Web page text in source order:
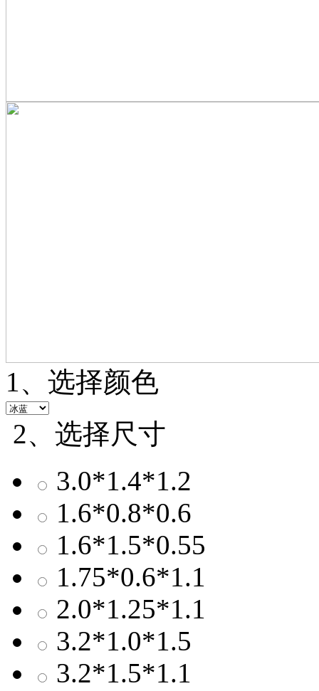
1、选择颜色
2、选择尺寸
3.0*1.4*1.2
1.6*0.8*0.6
1.6*1.5*0.55
1.75*0.6*1.1
2.0*1.25*1.1
3.2*1.0*1.5
3.2*1.5*1.1